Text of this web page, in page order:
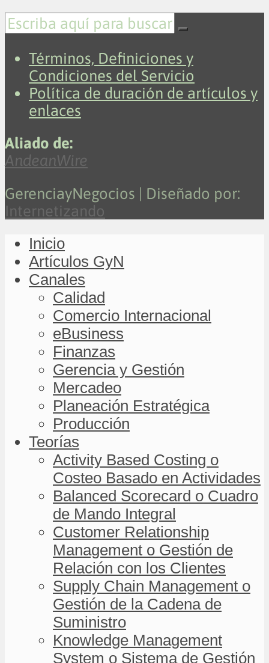
Términos, Definiciones y
Condiciones del Servicio
Política de duración de artículos y
enlaces
Aliado de:
AndeanWire
GerenciayNegocios | Diseñado por:
Internetizando
Inicio
Artículos GyN
Canales
Calidad
Comercio Internacional
eBusiness
Finanzas
Gerencia y Gestión
Mercadeo
Planeación Estratégica
Producción
Teorías
Activity Based Costing o
Costeo Basado en Actividades
Balanced Scorecard o Cuadro
de Mando Integral
Customer Relationship
Management o Gestión de
Relación con los Clientes
Supply Chain Management o
Gestión de la Cadena de
Suministro
Knowledge Management
System o Sistema de Gestión